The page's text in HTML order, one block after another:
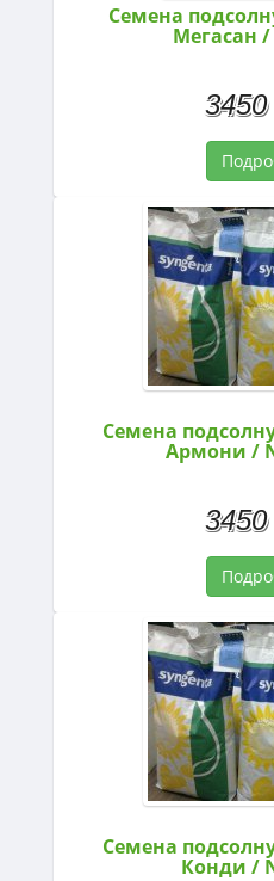
Семена
Мегасан
3450
Семена
Армони /
3450
Семена
Конди /